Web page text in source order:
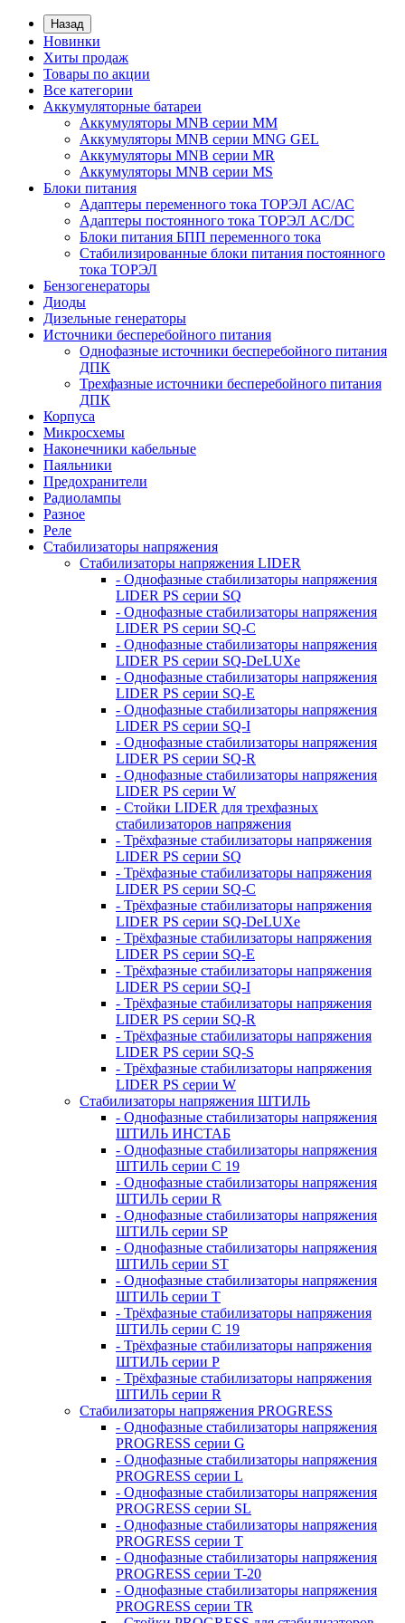
Назад
Новинки
Хиты продаж
Товары по акции
Все категории
Аккумуляторные батареи
Аккумуляторы MNB серии MM
Аккумуляторы MNB серии MNG GEL
Аккумуляторы MNB серии MR
Аккумуляторы MNB серии MS
Блоки питания
Адаптеры переменного тока ТОРЭЛ АС/АС
Адаптеры постоянного тока ТОРЭЛ AC/DC
Блоки питания БПП переменного тока
Стабилизированные блоки питания постоянного
тока ТОРЭЛ
Бензогенераторы
Диоды
Дизельные генераторы
Источники бесперебойного питания
Однофазные источники бесперебойного питания
ДПК
Трехфазные источники бесперебойного питания
ДПК
Корпуса
Микросхемы
Наконечники кабельные
Паяльники
Предохранители
Радиолампы
Разное
Реле
Стабилизаторы напряжения
Стабилизаторы напряжения LIDER
- Однофазные стабилизаторы напряжения
LIDER PS серии SQ
- Однофазные стабилизаторы напряжения
LIDER PS серии SQ-C
- Однофазные стабилизаторы напряжения
LIDER PS серии SQ-DeLUXe
- Однофазные стабилизаторы напряжения
LIDER PS серии SQ-E
- Однофазные стабилизаторы напряжения
LIDER PS серии SQ-I
- Однофазные стабилизаторы напряжения
LIDER PS серии SQ-R
- Однофазные стабилизаторы напряжения
LIDER PS серии W
- Стойки LIDER для трехфазных
стабилизаторов напряжения
- Трёхфазные стабилизаторы напряжения
LIDER PS серии SQ
- Трёхфазные стабилизаторы напряжения
LIDER PS серии SQ-C
- Трёхфазные стабилизаторы напряжения
LIDER PS серии SQ-DeLUXe
- Трёхфазные стабилизаторы напряжения
LIDER PS серии SQ-E
- Трёхфазные стабилизаторы напряжения
LIDER PS серии SQ-I
- Трёхфазные стабилизаторы напряжения
LIDER PS серии SQ-R
- Трёхфазные стабилизаторы напряжения
LIDER PS серии SQ-S
- Трёхфазные стабилизаторы напряжения
LIDER PS серии W
Стабилизаторы напряжения ШТИЛЬ
- Однофазные стабилизаторы напряжения
ШТИЛЬ ИНСТАБ
- Однофазные стабилизаторы напряжения
ШТИЛЬ серии C 19
- Однофазные стабилизаторы напряжения
ШТИЛЬ серии R
- Однофазные стабилизаторы напряжения
ШТИЛЬ серии SP
- Однофазные стабилизаторы напряжения
ШТИЛЬ серии ST
- Однофазные стабилизаторы напряжения
ШТИЛЬ серии T
- Трёхфазные стабилизаторы напряжения
ШТИЛЬ серии C 19
- Трёхфазные стабилизаторы напряжения
ШТИЛЬ серии P
- Трёхфазные стабилизаторы напряжения
ШТИЛЬ серии R
Стабилизаторы напряжения PROGRESS
- Однофазные стабилизаторы напряжения
PROGRESS серии G
- Однофазные стабилизаторы напряжения
PROGRESS серии L
- Однофазные стабилизаторы напряжения
PROGRESS серии SL
- Однофазные стабилизаторы напряжения
PROGRESS серии T
- Однофазные стабилизаторы напряжения
PROGRESS серии T-20
- Однофазные стабилизаторы напряжения
PROGRESS серии TR